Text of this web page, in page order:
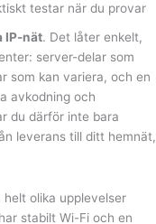
testar när du provar
IP-nät. Det låter enkelt,
server-delar som
som kan variera, och en
avkodning och
du därför inte bara
leverans till ditt hemnät,
olika upplevelser
stabilt Wi-Fi och en